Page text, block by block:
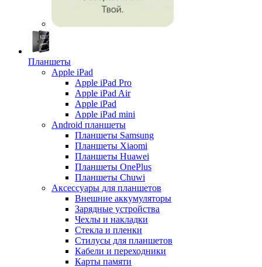
Планшеты
Apple iPad
Apple iPad Pro
Apple iPad Air
Apple iPad
Apple iPad mini
Android планшеты
Планшеты Samsung
Планшеты Xiaomi
Планшеты Huawei
Планшеты OnePlus
Планшеты Chuwi
Аксессуары для планшетов
Внешние аккумуляторы
Зарядные устройства
Чехлы и накладки
Стекла и пленки
Стилусы для планшетов
Кабели и переходники
Карты памяти